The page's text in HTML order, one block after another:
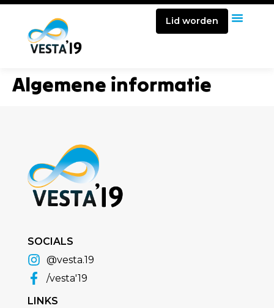
Lid worden
Algemene informatie
SOCIALS
@vesta.19
/vesta'19
LINKS